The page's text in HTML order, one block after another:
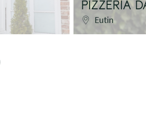
PIZZERIA
Eutin